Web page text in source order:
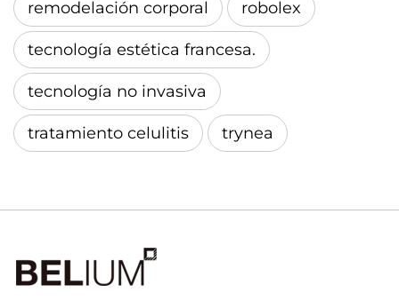
remodelación corporal robolex
tecnología estética francesa.
tecnología no invasiva
tratamiento celulitis trynea